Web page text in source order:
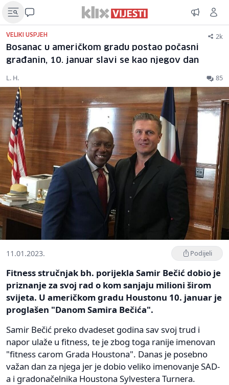
VELIKI USPJEH 2k
Bosanac u američkom gradu postao počasni
građanin, 10. januar slavi se kao njegov dan
L. H. 85
11.01.2023. Podijeli
Fitness stručnjak bh. porijekla Samir Bečić dobio je
priznanje za svoj rad o kom sanjaju milioni širom
svijeta. U američkom gradu Houstonu 10. januar je
proglašen "Danom Samira Bečića".
Samir Bečić preko dvadeset godina sav svoj trud i
napor ulaže u fitness, te je zbog toga ranije imenovan
"fitness carom Grada Houstona". Danas je posebno
važan dan za njega jer je dobio veliko imenovanje SAD-
a i gradonačelnika Houstona Sylvestera Turnera.